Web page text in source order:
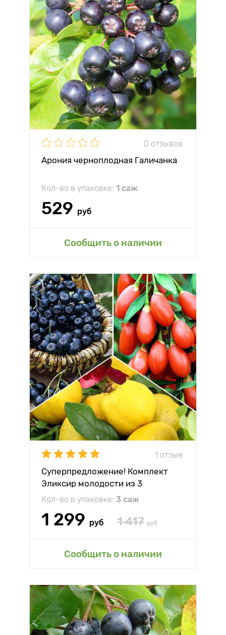
0 отзывов
Арония черноплодная Галичанка
Кол-во в упаковке: 1 саж
529 руб
Сообщить о наличии
1 отзыв
Суперпредложение! Комплект
Эликсир молодости из 3
саженцев
Кол-во в упаковке: 3 саж
1 299 руб 1 417 руб
Сообщить о наличии